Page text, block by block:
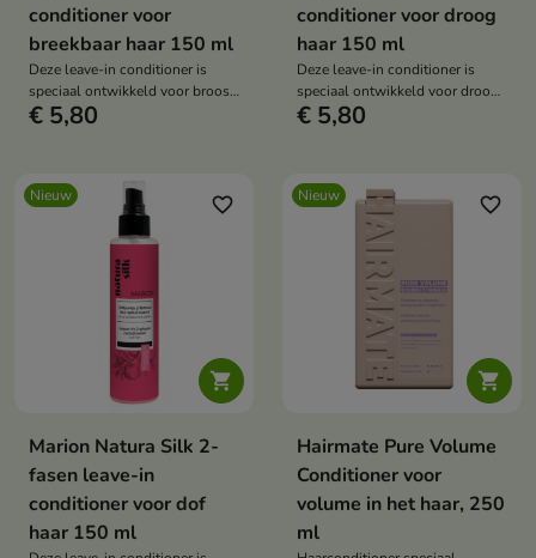
conditioner voor
breekbaar haar 150 ml
Deze leave-in conditioner is
speciaal ontwikkeld voor broos,
verzwakt haar dat extra
€ 5,80
conditioner voor droog
haar 150 ml
Deze leave-in conditioner is
speciaal ontwikkeld voor droog
haar dat hydratatie en
€ 5,80
Nieuw

favorite_border
Marion Natura Silk 2-
fasen leave-in
conditioner voor dof
haar 150 ml
Nieuw

favorite_border
Hairmate Pure Volume
Conditioner voor
volume in het haar, 250
ml